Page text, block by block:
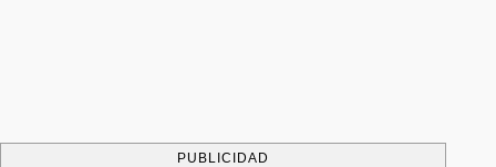
PUBLICIDAD